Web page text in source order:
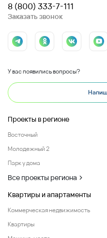
8 (800) 333-7-111
Заказать звонок
У вас появились вопросы?
Проекты в регионе
Восточный
Молодежный 2
Парк у дома
Все проекты региона
Квартиры и апартаменты
Коммерческая недвижимость
Квартиры